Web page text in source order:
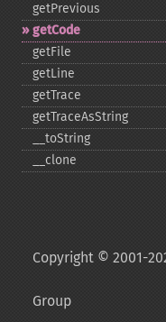
getPrevious
getCode
getFile
getLine
getTrace
getTraceAsString
_​_​toString
_​_​clone
Copyright © 2001-
Group